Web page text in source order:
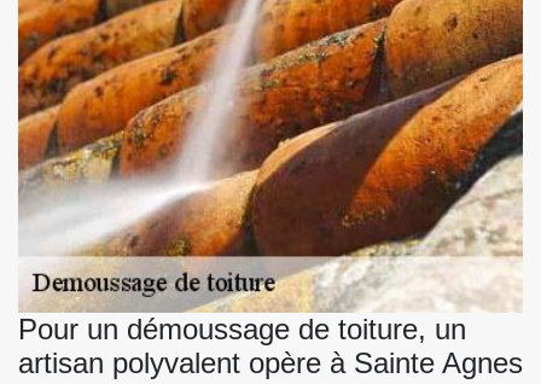
Pour un démoussage de toiture, un
artisan polyvalent opère à Sainte Agnes